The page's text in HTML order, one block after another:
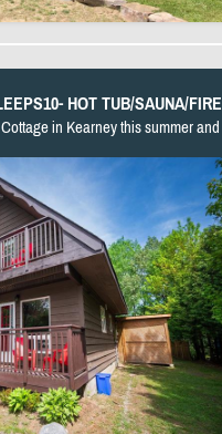
HOT TUB/SAUNA/
in Kearney this summer